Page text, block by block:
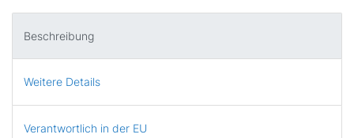
Beschreibung
Weitere Details
Verantwortlich in der EU